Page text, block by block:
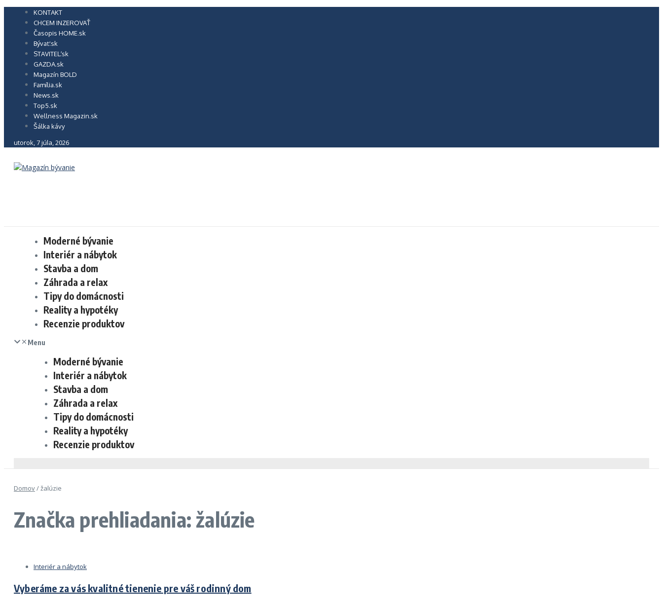
Preskočiť
KONTAKT
CHCEM INZEROVAŤ
Časopis HOME.sk
Bývať.sk
STAVITEĽ.sk
GAZDA.sk
Magazín BOLD
Família.sk
News.sk
Top5.sk
Wellness Magazin.sk
Šálka kávy
utorok, 7 júla, 2026
Moderné bývanie
Interiér a nábytok
Stavba a dom
Záhrada a relax
Tipy do domácnosti
Reality a hypotéky
Recenzie produktov
Menu
Moderné bývanie
Interiér a nábytok
Stavba a dom
Záhrada a relax
Tipy do domácnosti
Reality a hypotéky
Recenzie produktov
Domov/žalúzie
Značka prehliadania: žalúzie
Interiér a nábytok
Vyberáme za vás kvalitné tienenie pre váš rodinný dom